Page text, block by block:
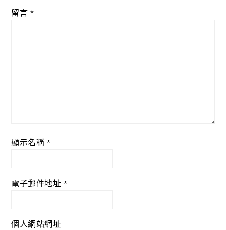
留言 *
顯示名稱 *
電子郵件地址 *
個人網站網址